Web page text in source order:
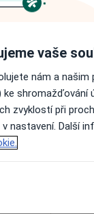
vaše
nám a
ke shromažďování
zvyklostí při
nastavení. Další